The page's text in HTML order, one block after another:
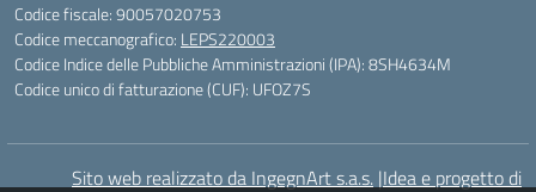
Codice fiscale: 90057020753
Codice meccanografico: LEPS220003
Codice Indice delle Pubbliche Amministrazioni (IPA): 8SH4634M
Codice unico di fatturazione (CUF): UFOZ7S
Sito web realizzato da IngegnArt s.a.s. |Idea e progetto di